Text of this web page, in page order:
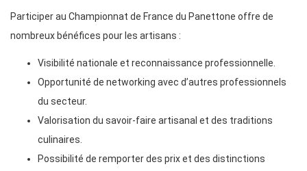
Participer au Championnat de France du Panettone offre de
nombreux bénéfices pour les artisans :
Visibilité nationale et reconnaissance professionnelle.
Opportunité de networking avec d’autres professionnels
du secteur.
Valorisation du savoir-faire artisanal et des traditions
culinaires.
Possibilité de remporter des prix et des distinctions